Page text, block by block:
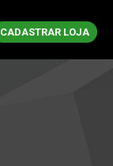
CADASTRAR LOJA